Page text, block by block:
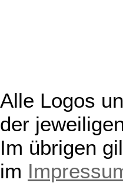
Alle Logos
der
Im übrigen
im